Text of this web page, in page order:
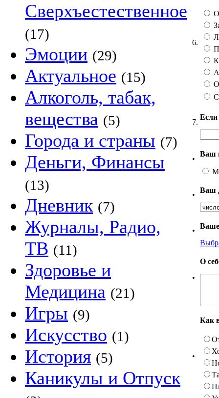
Сверхъестественное
(17)
Эмоции (29)
Актуальное (15)
Алкоголь, табак,
вещества (5)
Города и страны (7)
Деньги, Финансы
(13)
Дневник (7)
Журналы, Радио,
ТВ (11)
Здоровье и
Медицина (21)
Игры (9)
Искусство (1)
История (5)
Каникулы и Отпуск
6.
7.
•
Ваш
•
Ваш
•
Ваше
•
О
•
Как